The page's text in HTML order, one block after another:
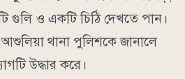
গুলি ও একটি চিঠি দেখতে পান।
থানা পুলিশকে জানালে
উদ্ধার করে।